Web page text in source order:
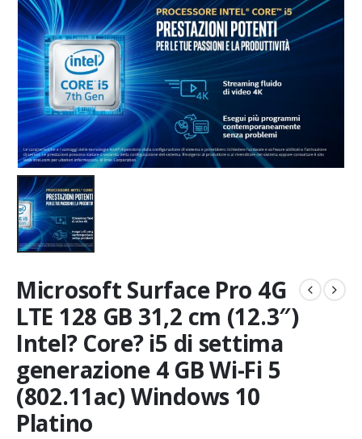
Microsoft Surface Pro 4G
LTE 128 GB 31,2 cm (12.3″)
Intel? Core? i5 di settima
generazione 4 GB Wi-Fi 5
(802.11ac) Windows 10
Platino